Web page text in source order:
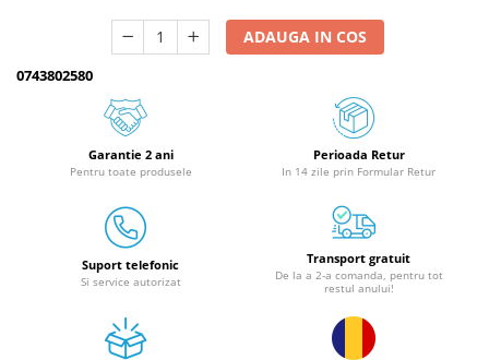
Drujbe electrice
Unelte electrice busteni
Batoze - mori desfacat porumb
Granulatoare
Mori pentru cereale
Mori pentru fructe si legume
Mori pentru furaje
Mori pentru furaje si resturi
Motoare granulatoare
Piese si accesorii mori
ADAUGA IN COS
0743802580
Garantie 2 ani
Pentru toate produsele
Perioada Retur
In 14 zile prin Formular Retur
Suport telefonic
Si service autorizat
Transport gratuit
De la a 2-a comanda, pentru tot
restul anului!